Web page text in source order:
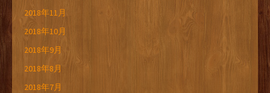
2018年11月
2018年10月
2018年9月
2018年8月
2018年7月